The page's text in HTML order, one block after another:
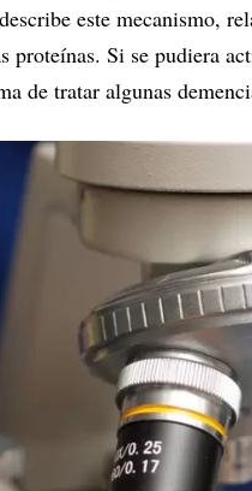
describe este mecanismo,
proteínas. Si se pudiera
de tratar algunas